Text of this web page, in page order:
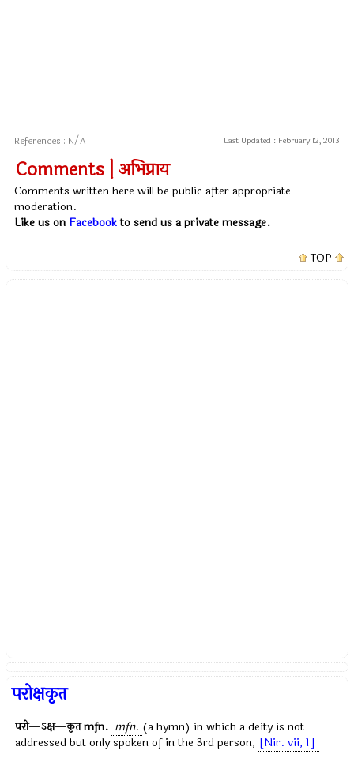
References : N/A Last Updated : February 12, 2013
Comments | अभिप्राय
Comments written here will be public after appropriate
moderation.
Like us on Facebookto send us a private message.
TOP
परोक्षकृत
परो—ऽक्ष—कृतmfn. mfn. (a hymn) in which a deity is not
addressed but only spoken of in the 3rd person, [Nir. vii, 1]